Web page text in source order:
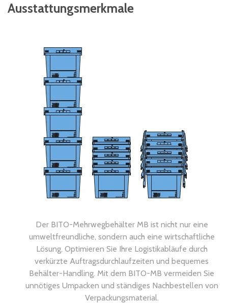
Ausstattungsmerkmale
Der BITO-Mehrwegbehälter MB ist nicht nur eine
umweltfreundliche, sondern auch eine wirtschaftliche
Lösung. Optimieren Sie Ihre Logistikabläufe durch
verkürzte Auftragsdurchlaufzeiten und bequemes
Behälter-Handling. Mit dem BITO-MB vermeiden Sie
unnötiges Umpacken und ständiges Nachbestellen von
Verpackungsmaterial.